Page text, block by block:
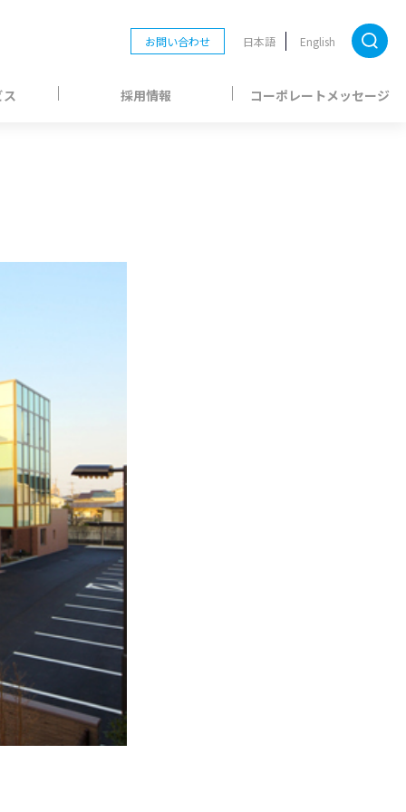
お問い合わせ 日本語 English
採用情報 コーポレートメッセージ